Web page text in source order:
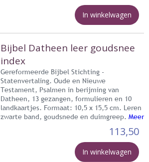
In winkelwagen
Bijbel Datheen leer goudsnee
index
Gereformeerde Bijbel Stichting -
Statenvertaling. Oude en Nieuwe
Testament, Psalmen in berijming van
Datheen, 13 gezangen, formulieren en 10
landkaartjes. Formaat: 10,5 x 15,5 cm. Leren
zwarte band, goudsnede en duimgreep. Meer
113,50
In winkelwagen